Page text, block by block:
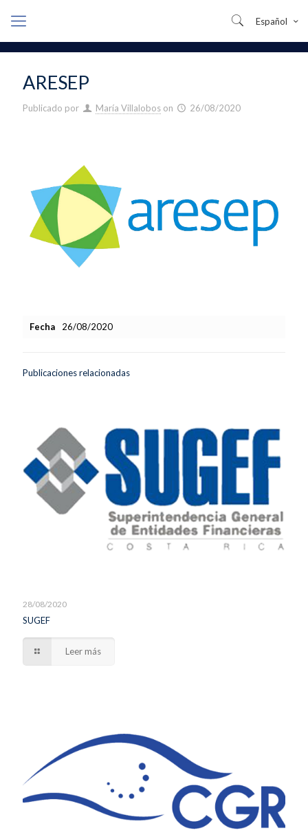
Español
ARESEP
Publicado por María Villalobos on 26/08/2020
Fecha 26/08/2020
Publicaciones relacionadas
28/08/2020
SUGEF
Leer más